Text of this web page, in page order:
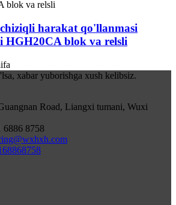
harakat qo'llanmasi
HGH20CA blok va relsli
xabar yuborishga xush kelibsiz.
Road, Liangxi tumani, Wuxi
6886 8758